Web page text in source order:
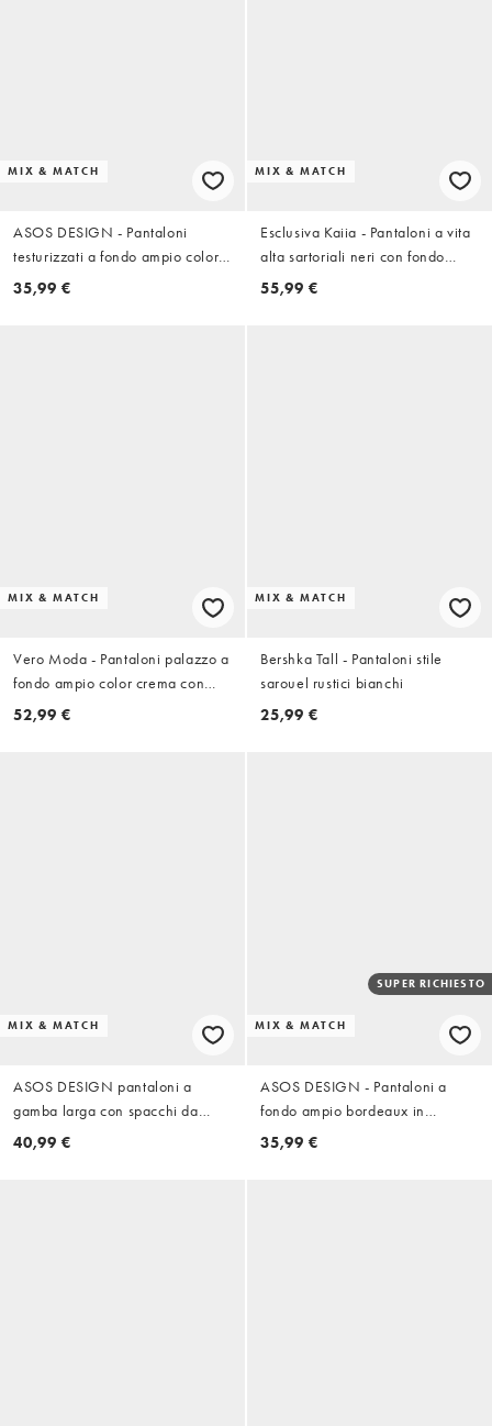
MIX & MATCH
ASOS DESIGN - Pantaloni
testurizzati a fondo ampio color
cioccolato in coordinato
35,99 €
MIX & MATCH
Esclusiva Kaiia - Pantaloni a vita
alta sartoriali neri con fondo
ampio in coordinato
55,99 €
MIX & MATCH
Vero Moda - Pantaloni palazzo a
fondo ampio color crema con
stampa astratta in coordinato
52,99 €
MIX & MATCH
Bershka Tall - Pantaloni stile
sarouel rustici bianchi
25,99 €
MIX & MATCH
ASOS DESIGN pantaloni a
gamba larga con spacchi da
coordinato in navy
40,99 €
MIX & MATCH
SUPER RICHIESTO
ASOS DESIGN - Pantaloni a
fondo ampio bordeaux in
coordinato
35,99 €